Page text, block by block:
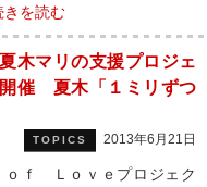
きを読む
木マリの支援プロジェ
催 夏木「１ミリずつ
TOPICS 2013年6月21日
ｆ Ｌｏｖｅプロジェク